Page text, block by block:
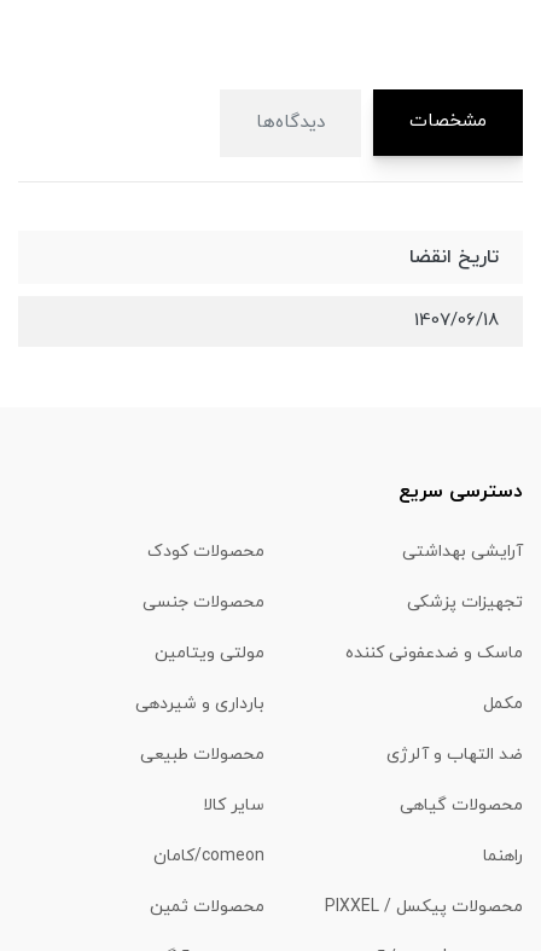
مشخصات دیدگاه‌ها
تاریخ انقضا
1407/06/18
دسترسی سریع
آرایشی بهداشتی محصولات کودک
تجهیزات پزشکی محصولات جنسی
ماسک و ضدعفونی کننده مولتی ویتامین
مکمل بارداری و شیردهی
ضد التهاب و آلرژی محصولات طبیعی
محصولات گیاهی سایر کالا
راهنما comeon/کامان
محصولات پیکسل / PIXXEL محصولات ثمین